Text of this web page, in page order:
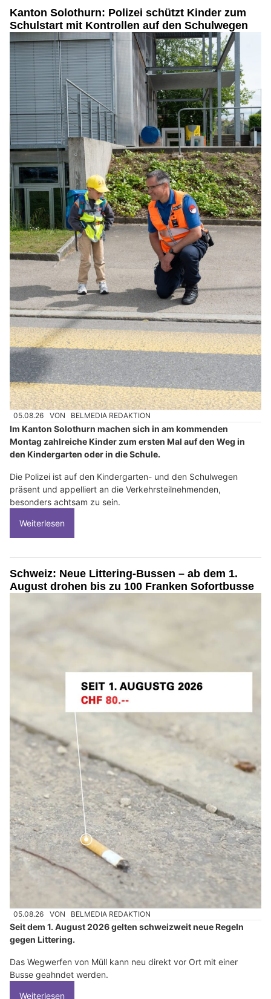
Kanton Solothurn: Polizei schützt Kinder zum
Schulstart mit Kontrollen auf den Schulwegen
05.08.26 VON BELMEDIA REDAKTION
Im Kanton Solothurn machen sich in am kommenden
Montag zahlreiche Kinder zum ersten Mal auf den Weg in
den Kindergarten oder in die Schule.
Die Polizei ist auf den Kindergarten- und den Schulwegen
präsent und appelliert an die Verkehrsteilnehmenden,
besonders achtsam zu sein.
Weiterlesen
Schweiz: Neue Littering-Bussen – ab dem 1.
August drohen bis zu 100 Franken Sofortbusse
05.08.26 VON BELMEDIA REDAKTION
Seit dem 1. August 2026 gelten schweizweit neue Regeln
gegen Littering.
Das Wegwerfen von Müll kann neu direkt vor Ort mit einer
Busse geahndet werden.
Weiterlesen